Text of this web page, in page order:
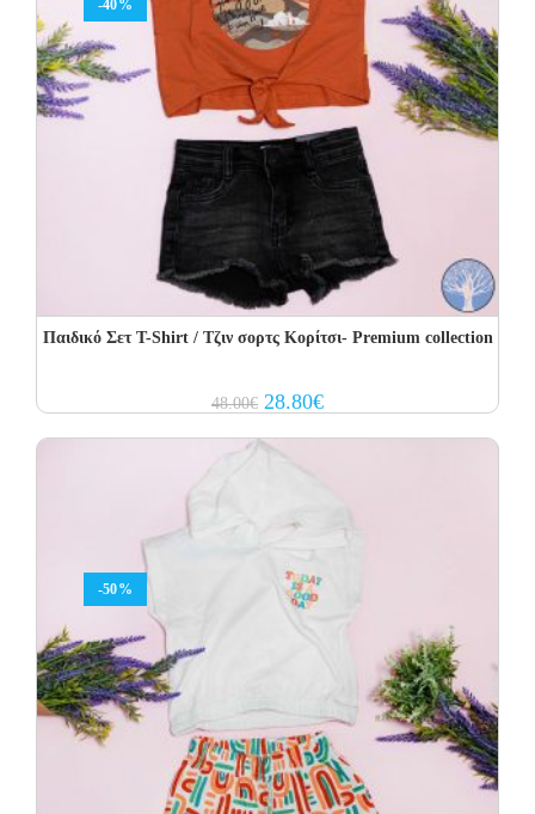
-40%
Παιδικό Σετ T-Shirt / Τζιν σορτς Κορίτσι- Premium collection
48.00€ Original
price
48.00€.
28.80€Current
price
-50%